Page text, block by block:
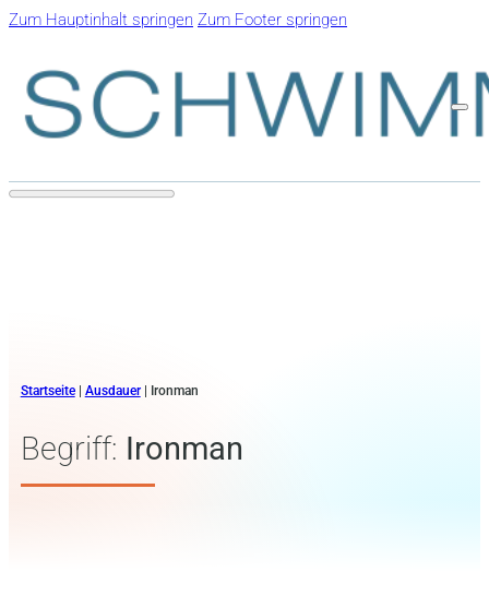
Zum Hauptinhalt springen Zum Footer springen
Startseite| Ausdauer| Ironman
Begriff: Ironman